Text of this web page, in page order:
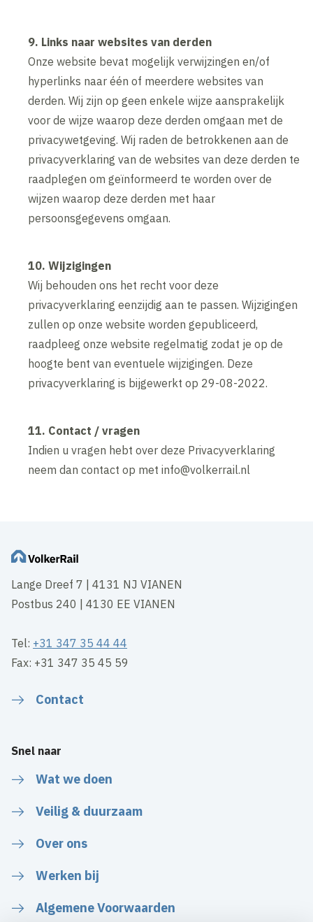
9. Links naar websites van derden
Onze website bevat mogelijk verwijzingen en/of
hyperlinks naar één of meerdere websites van
derden. Wij zijn op geen enkele wijze aansprakelijk
voor de wijze waarop deze derden omgaan met de
privacywetgeving. Wij raden de betrokkenen aan de
privacyverklaring van de websites van deze derden te
raadplegen om geïnformeerd te worden over de
wijzen waarop deze derden met haar
persoonsgegevens omgaan.
10. Wijzigingen
Wij behouden ons het recht voor deze
privacyverklaring eenzijdig aan te passen. Wijzigingen
zullen op onze website worden gepubliceerd,
raadpleeg onze website regelmatig zodat je op de
hoogte bent van eventuele wijzigingen. Deze
privacyverklaring is bijgewerkt op 29-08-2022.
11. Contact / vragen
Indien u vragen hebt over deze Privacyverklaring
neem dan contact op met info@volkerrail.nl
Lange Dreef 7 | 4131 NJ VIANEN
Postbus 240 | 4130 EE VIANEN
Tel: +31 347 35 44 44
Fax: +31 347 35 45 59
Contact
Snel naar
Wat we doen
Veilig & duurzaam
Over ons
Werken bij
Algemene Voorwaarden